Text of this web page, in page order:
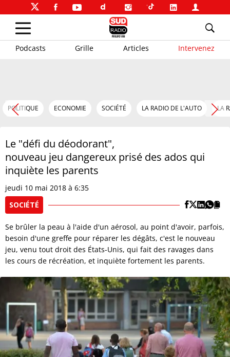
Podcasts Grille Articles Intervenez
POLITIQUE ECONOMIE SOCIÉTÉ LA RADIO DE L'AUTO LA
Le "défi du déodorant",
nouveau jeu dangereux prisé des ados qui
inquiète les parents
jeudi 10 mai 2018 à 6:35
SOCIÉTÉ
Se brûler la peau à l'aide d'un aérosol, au point d'avoir, parfois,
besoin d'une greffe pour réparer les dégâts, c'est le nouveau
jeu, venu tout droit des États-Unis, qui fait des ravages dans
les cours de récréation, et inquiète fortement les parents.